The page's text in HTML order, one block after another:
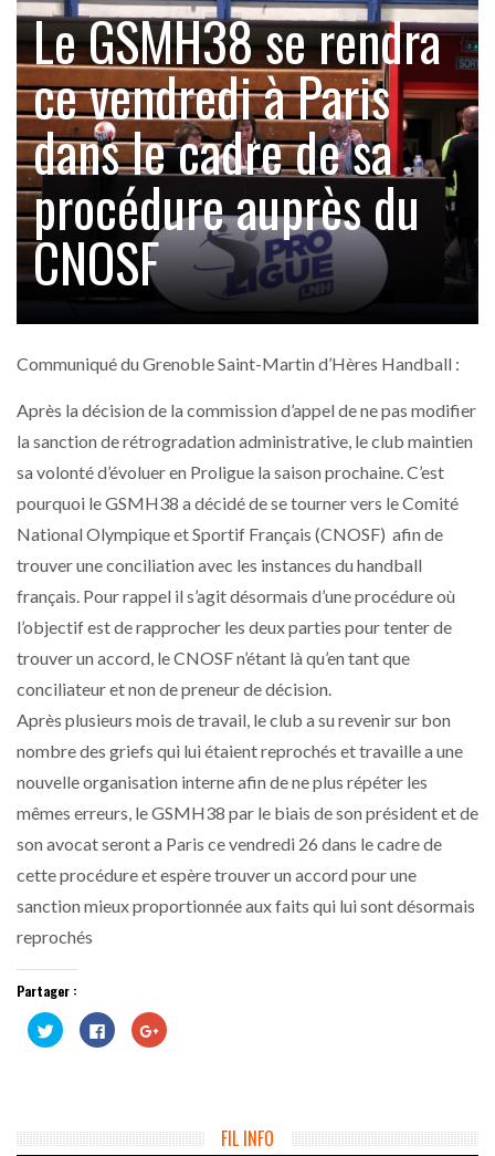
Le GSMH38 se rendra
ce vendredi à Paris
dans le cadre de sa
procédure auprès du
CNOSF
Communiqué du Grenoble Saint-Martin d’Hères Handball :
Après la décision de la commission d’appel de ne pas modifier
la sanction de rétrogradation administrative, le club maintien
sa volonté d’évoluer en Proligue la saison prochaine. C’est
pourquoi le GSMH38 a décidé de se tourner vers le Comité
National Olympique et Sportif Français (CNOSF) afin de
trouver une conciliation avec les instances du handball
français. Pour rappel il s’agit désormais d’une procédure où
l’objectif est de rapprocher les deux parties pour tenter de
trouver un accord, le CNOSF n’étant là qu’en tant que
conciliateur et non de preneur de décision.
Après plusieurs mois de travail, le club a su revenir sur bon
nombre des griefs qui lui étaient reprochés et travaille a une
nouvelle organisation interne afin de ne plus répéter les
mêmes erreurs, le GSMH38 par le biais de son président et de
son avocat seront a Paris ce vendredi 26 dans le cadre de
cette procédure et espère trouver un accord pour une
sanction mieux proportionnée aux faits qui lui sont désormais
reprochés
Partager :
Cliquez
pour
partager
fenêtre)
Cliquez
pour
partager
fenêtre)
Cliquez
pour
nouvelle
fenêtre)
FIL INFO